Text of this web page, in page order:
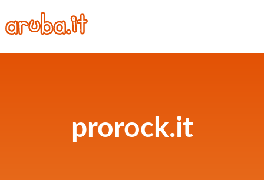
prorock.it